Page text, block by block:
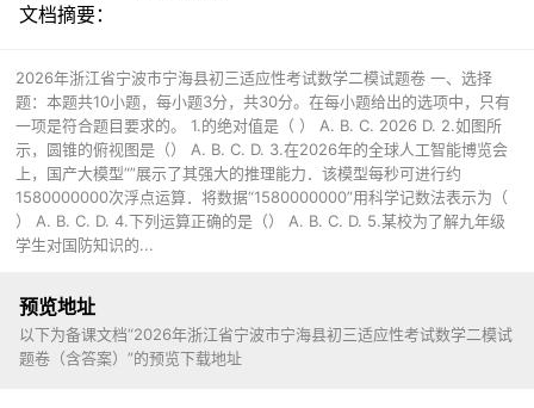
文档摘要：
2026年浙江省宁波市宁海县初三适应性考试数学二模试题卷 一、选择
题：本题共10小题，每小题3分，共30分。在每小题给出的选项中，只有
一项是符合题目要求的。 1.的绝对值是（ ） A. B. C. 2026 D. 2.如图所
示，圆锥的俯视图是（） A. B. C. D. 3.在2026年的全球人工智能博览会
上，国产大模型“”展示了其强大的推理能力．该模型每秒可进行约
1580000000次浮点运算．将数据“1580000000”用科学记数法表示为（
） A. B. C. D. 4.下列运算正确的是（） A. B. C. D. 5.某校为了解九年级
学生对国防知识的...
预览地址
以下为备课文档“2026年浙江省宁波市宁海县初三适应性考试数学二模试
题卷（含答案）”的预览下载地址